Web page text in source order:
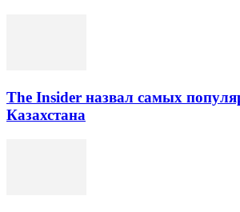
The Insider назвал самых
Казахстана